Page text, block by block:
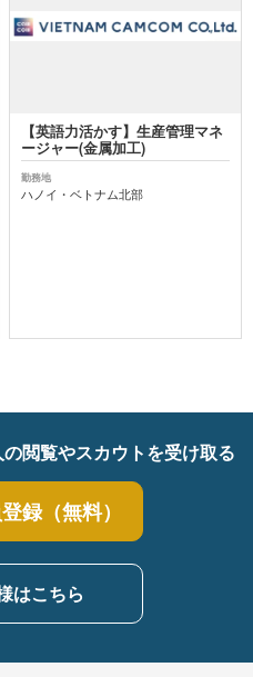
【英語力活かす】生産管理マネ
ージャー(金属加工)
勤務地
ハノイ・ベトナム北部
閲覧やスカウトを受け取る
録（無料）
はこちら